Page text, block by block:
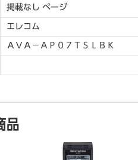
掲載なし ページ
エレコム
ＡＶＡ－ＡＰ０７ＴＳＬＢＫ
品